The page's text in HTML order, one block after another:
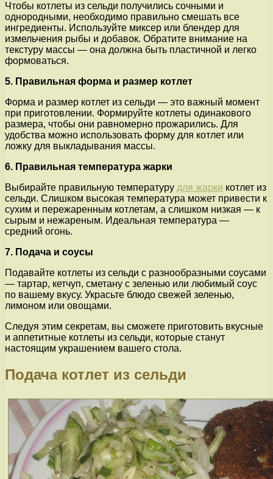
Чтобы котлеты из сельди получились сочными и
однородными, необходимо правильно смешать все
ингредиенты. Используйте миксер или блендер для
измельчения рыбы и добавок. Обратите внимание на
текстуру массы — она должна быть пластичной и легко
формоваться.
5. Правильная форма и размер котлет
Форма и размер котлет из сельди — это важный момент
при приготовлении. Формируйте котлеты одинакового
размера, чтобы они равномерно прожарились. Для
удобства можно использовать форму для котлет или
ложку для выкладывания массы.
6. Правильная температура жарки
Выбирайте правильную температуру для жарки котлет из
сельди. Слишком высокая температура может привести к
сухим и пережаренным котлетам, а слишком низкая — к
сырым и нежареным. Идеальная температура —
средний огонь.
7. Подача и соусы
Подавайте котлеты из сельди с разнообразными соусами
— тартар, кетчуп, сметану с зеленью или любимый соус
по вашему вкусу. Украсьте блюдо свежей зеленью,
лимоном или овощами.
Следуя этим секретам, вы сможете приготовить вкусные
и аппетитные котлеты из сельди, которые станут
настоящим украшением вашего стола.
Подача котлет из сельди